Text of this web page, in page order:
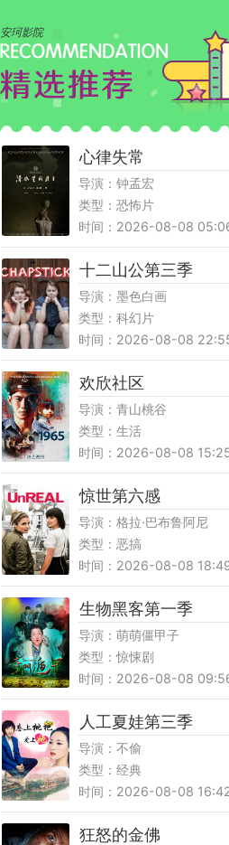
安珂影院
心律失常
导演：钟孟宏
类型：恐怖片
时间：2026-08-08
十二山公第三季
导演：墨色白画
类型：科幻片
时间：2026-08-08
欢欣社区
导演：青山桃谷
类型：生活
时间：2026-08-08
惊世第六感
导演：格拉·巴布鲁阿尼
类型：恶搞
时间：2026-08-08
生物黑客第一季
导演：萌萌僵甲子
类型：惊悚剧
时间：2026-08-08
人工夏娃第三季
导演：不偷
类型：经典
时间：2026-08-08
狂怒的金佛